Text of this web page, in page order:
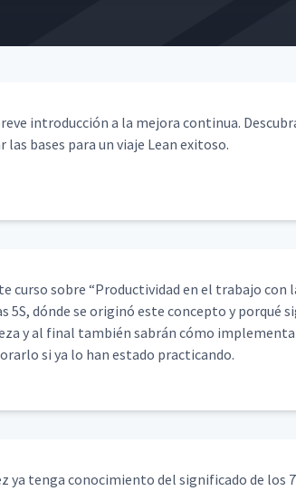
intro­duc­ción a la mejo­ra con­tin­ua.
las bases para un via­je Lean exitoso.
cur­so sobre“Pro­duc­tivi­dad en el tra­ba­jo con
5S, dónde se orig­inó este con­cep­to y porqué
y al final tam­bién sabrán cómo
si ya lo han esta­do practicando.
ya ten­ga conocimien­to del sig­nifi­ca­do de los